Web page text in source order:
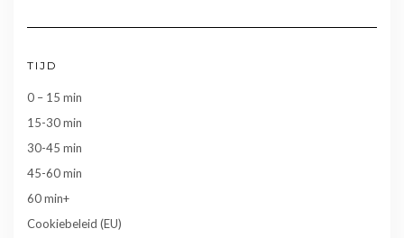
TIJD
0 – 15 min
15-30 min
30-45 min
45-60 min
60 min+
Cookiebeleid (EU)